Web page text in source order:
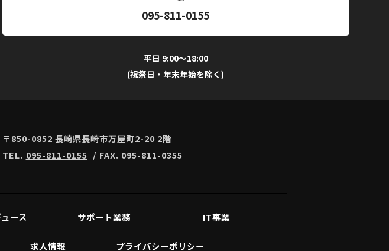
095-811-0155
平日 9:00～18:00
(祝祭日・年末年始を除く)
〒850-0852 長崎県長崎市万屋町2-20 2階
TEL. 095-811-0155 / FAX. 095-811-0355
ース サポート業務 IT事業
求人情報 プライバシーポリシー